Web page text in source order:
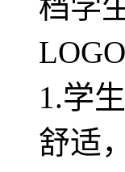
档学
1.学
舒适